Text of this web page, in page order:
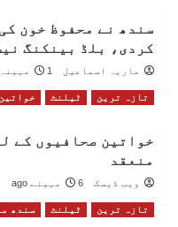
سندھ نے محفوظ خون
کردی، بلڈ بینکنگ
ماریہ اسماعیل 1 مہینہ ago
تازہ ترین ٹیلنٹ خواتین
خواتین صحافیوں کے
منعقد
ویب ڈیسک 6 مہینے ago
تازہ ترین ٹیلنٹ سندھ